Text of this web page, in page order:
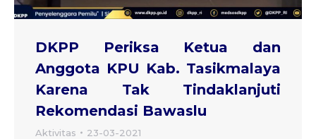
DKPP Periksa Ketua dan
Anggota KPU Kab. Tasikmalaya
Karena Tak Tindaklanjuti
Rekomendasi Bawaslu
Aktivitas 23-03-2021